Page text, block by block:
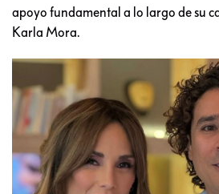
apoyo fundamental a lo largo de su
Karla Mora.